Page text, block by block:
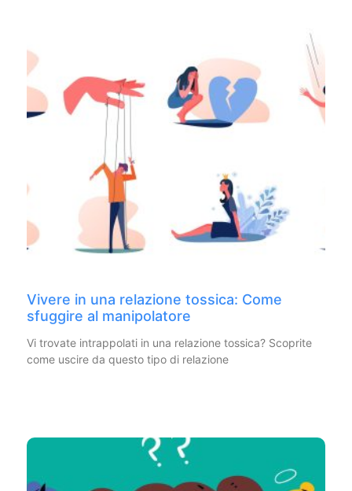
Vivere in una relazione tossica: Come
sfuggire al manipolatore
Vi trovate intrappolati in una relazione tossica? Scoprite
come uscire da questo tipo di relazione